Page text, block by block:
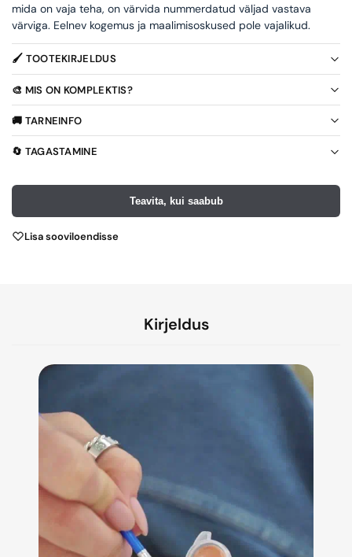
mida on vaja teha, on värvida nummerdatud väljad vastava
värviga. Eelnev kogemus ja maalimisoskused pole vajalikud.
🖌️ TOOTEKIRJELDUS
🎨 MIS ON KOMPLEKTIS?
🚚 TARNEINFO
🔄 TAGASTAMINE
Teavita, kui saabub
Lisa sooviloendisse
Kirjeldus